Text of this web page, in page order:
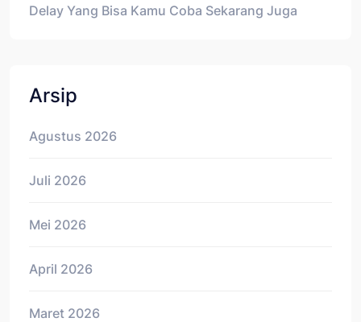
Delay Yang Bisa Kamu Coba Sekarang Juga
Arsip
Agustus 2026
Juli 2026
Mei 2026
April 2026
Maret 2026